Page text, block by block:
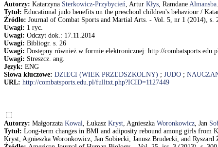
Autorzy: Katarzyna Sterkowicz-Przybycień, Artur Kłys, Ramdane Almansba.
Tytuł: Educational judo benefits on the preschool children's behaviour /
Źródło: Journal of Combat Sports and Martial Arts. - Vol. 5, nr 1 (2014), s.
Uwagi: 1 ryc.
Uwagi: Odczyt dok.: 17.11.2014
Uwagi: Bibliogr. s. 26
Uwagi: Dostępny również w formie elektronicznej: http://
Uwagi: Streszcz. ang.
Język: ENG
Słowa kluczowe: DZIECI (WIEK PRZEDSZKOLNY) ; JUDO ;
URL: http://combatsports.edu.pl/fulltxt.php?ICID=1127449
Autorzy: Małgorzata Kowal, Łukasz Kryst, Agnieszka Woronkowicz, Jan
Tytuł: Long-term changes in BMI and adiposity rebound among girls from
Kryst, Agnieszka Woronkowicz, Jan Sobiecki, Janusz Brudecki, and Ryszard